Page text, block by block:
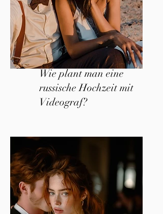
Wie plant man eine
russische Hochzeit mit
Videograf?